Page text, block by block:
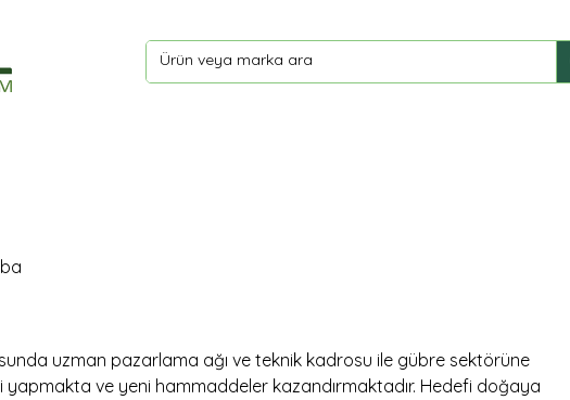
uzman pazarlama ağı ve teknik kadrosu ile gübre sektörüne
ve yeni hammaddeler kazandırmaktadır. Hedefi doğaya